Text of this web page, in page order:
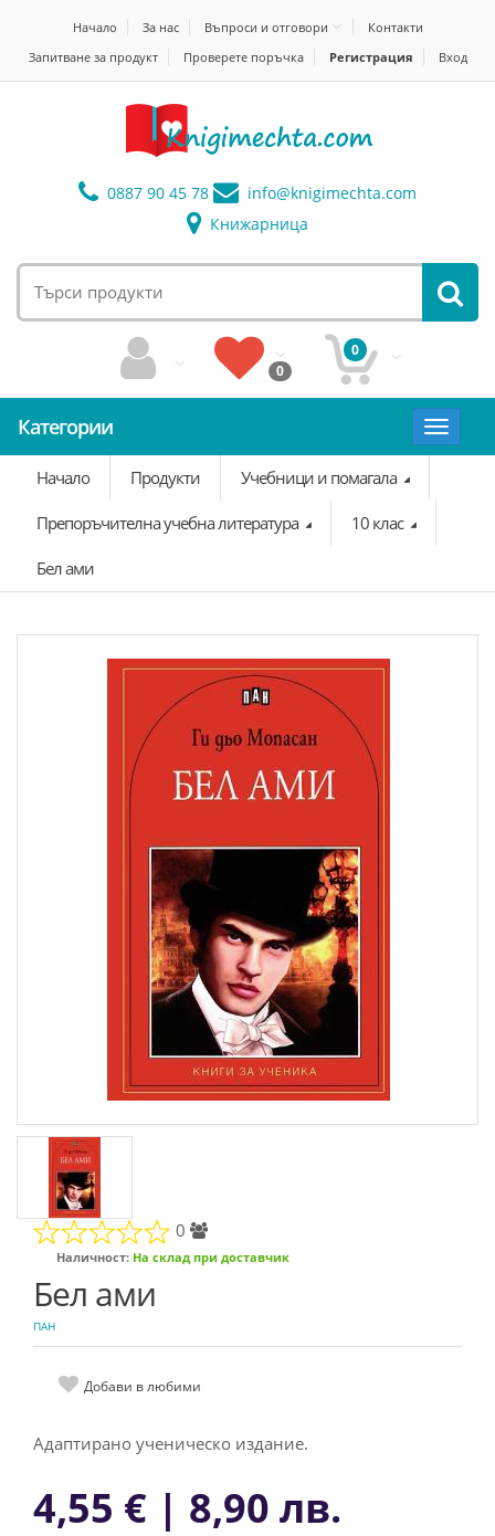
Начало За нас Въпроси и отговори
Контакти
Запитване за продукт
Проверете поръчка Регистрация Вход
0887 90 45 78 info@knigimechta.com
Книжарница
0
0
Категории
Toggle
Начало
Продукти Учебници и помагала
Препоръчителна учебна литература 10 клас
Бел ами
0
Наличност: На склад при доставчик
Бел ами
ПАН
Добави в любими
Адаптирано ученическо издание.
4,55 € | 8,90 лв.